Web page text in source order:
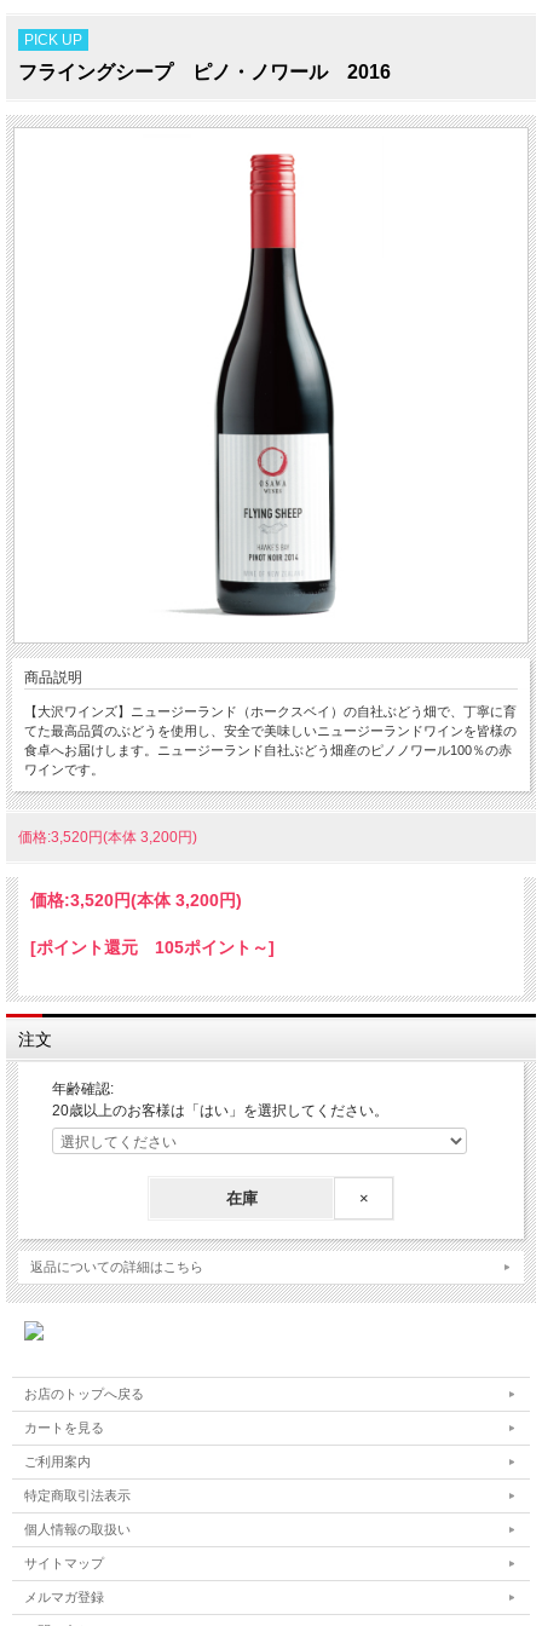
PICK UP
フライングシープ ピノ・ノワール 2016
商品説明
【大沢ワインズ】ニュージーランド（ホークスベイ）の自社ぶどう畑で、丁寧に育
てた最高品質のぶどうを使用し、安全で美味しいニュージーランドワインを皆様の
食卓へお届けします。ニュージーランド自社ぶどう畑産のピノノワール100％の赤
ワインです。
価格:3,520円(本体 3,200円)
価格:3,520円(本体 3,200円)
[ポイント還元 105ポイント～]
注文
年齢確認:
20歳以上のお客様は「はい」を選択してください。
在庫 ×
返品についての詳細はこちら
お店のトップへ戻る
カートを見る
ご利用案内
特定商取引法表示
個人情報の取扱い
サイトマップ
メルマガ登録